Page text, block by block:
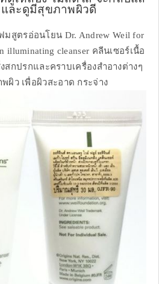
และดูมีสุขภาพผิวดี
มสูตรอ่อนโยน Dr. Andrew Weil for
illuminating cleanser คลีนเซอร์เนื้อ
กปรกและคราบเครื่องสำอางต่างๆ
ผิว เพื่อผิวสะอาด กระจ่าง